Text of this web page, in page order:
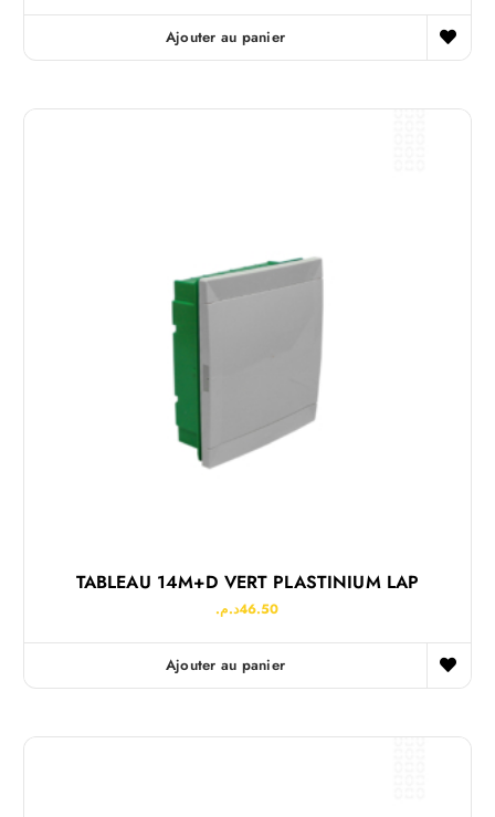
Ajouter au panier
TABLEAU 14M+D VERT PLASTINIUM LAP
46.50د.م.
Ajouter au panier